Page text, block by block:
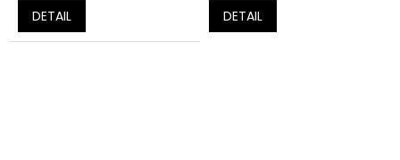
DETAIL DETAIL